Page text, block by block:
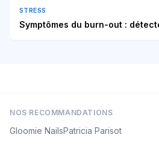
STRESS
Symptômes du burn-out :
NOS RECOMMANDATIONS
Gloomie NailsPatricia Parisot